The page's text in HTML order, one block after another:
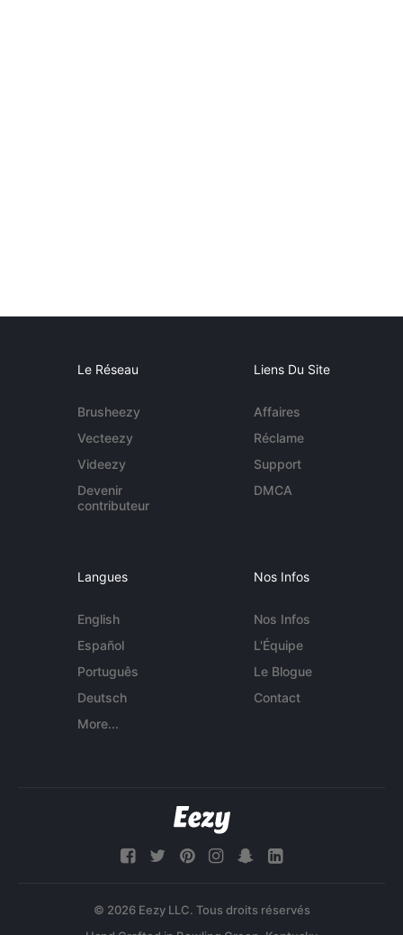
Le Réseau
Brusheezy
Vecteezy
Videezy
Devenir
contributeur
Liens Du Site
Affaires
Réclame
Support
DMCA
Langues
English
Español
Português
Deutsch
More...
Nos Infos
Nos Infos
L'Équipe
Le Blogue
Contact
© 2026 Eezy LLC. Tous droits réservés